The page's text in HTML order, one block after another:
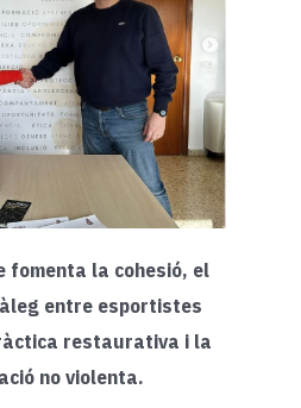
fomenta la cohesió, el
entre esportistes
restaurativa i la
no violenta.